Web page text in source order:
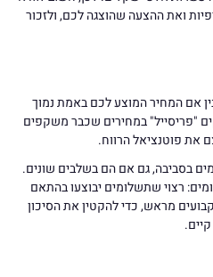
ואת ההצעה שהוצגה לכם, ולזכור
אם המחיר המוצע לכם באמת נמוך
"פריסייל" במחירים שכבר משקפים
את פוטנציאל הרווח.
בסביבה, גם אם הם בשלבים שונים.
רצוי שתשלומים יבוצעו בהתאם
מראש, כדי להקטין את הסיכון